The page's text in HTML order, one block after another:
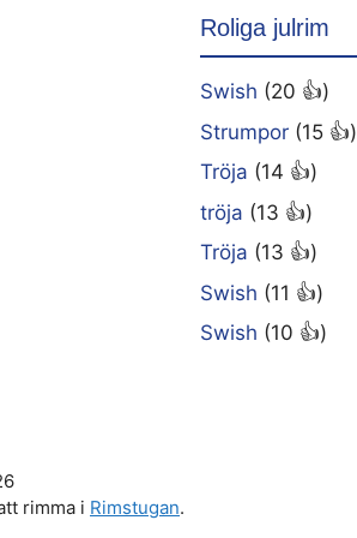
Roliga julrim
Swish (20 👍)
Strumpor (15 👍)
Tröja (14 👍)
tröja (13 👍)
Tröja (13 👍)
Swish (11 👍)
Swish (10 👍)
rimma i Rimstugan.